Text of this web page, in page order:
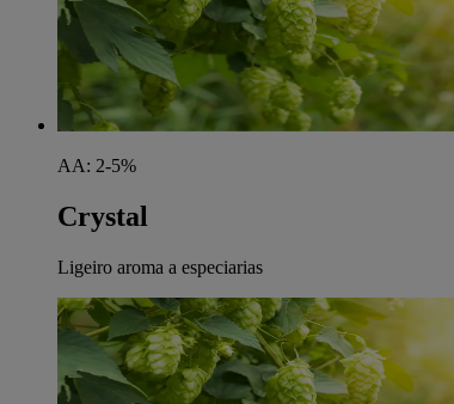
AA: 2-5%
Crystal
Ligeiro aroma a especiarias